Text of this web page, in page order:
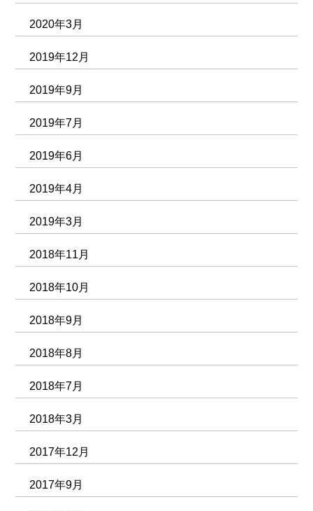
2020年3月
2019年12月
2019年9月
2019年7月
2019年6月
2019年4月
2019年3月
2018年11月
2018年10月
2018年9月
2018年8月
2018年7月
2018年3月
2017年12月
2017年9月